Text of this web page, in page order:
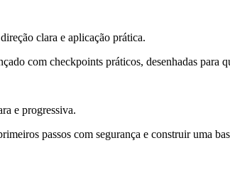
clara e aplicação prática.
com checkpoints práticos, desenhadas para
e progressiva.
passos com segurança e construir uma